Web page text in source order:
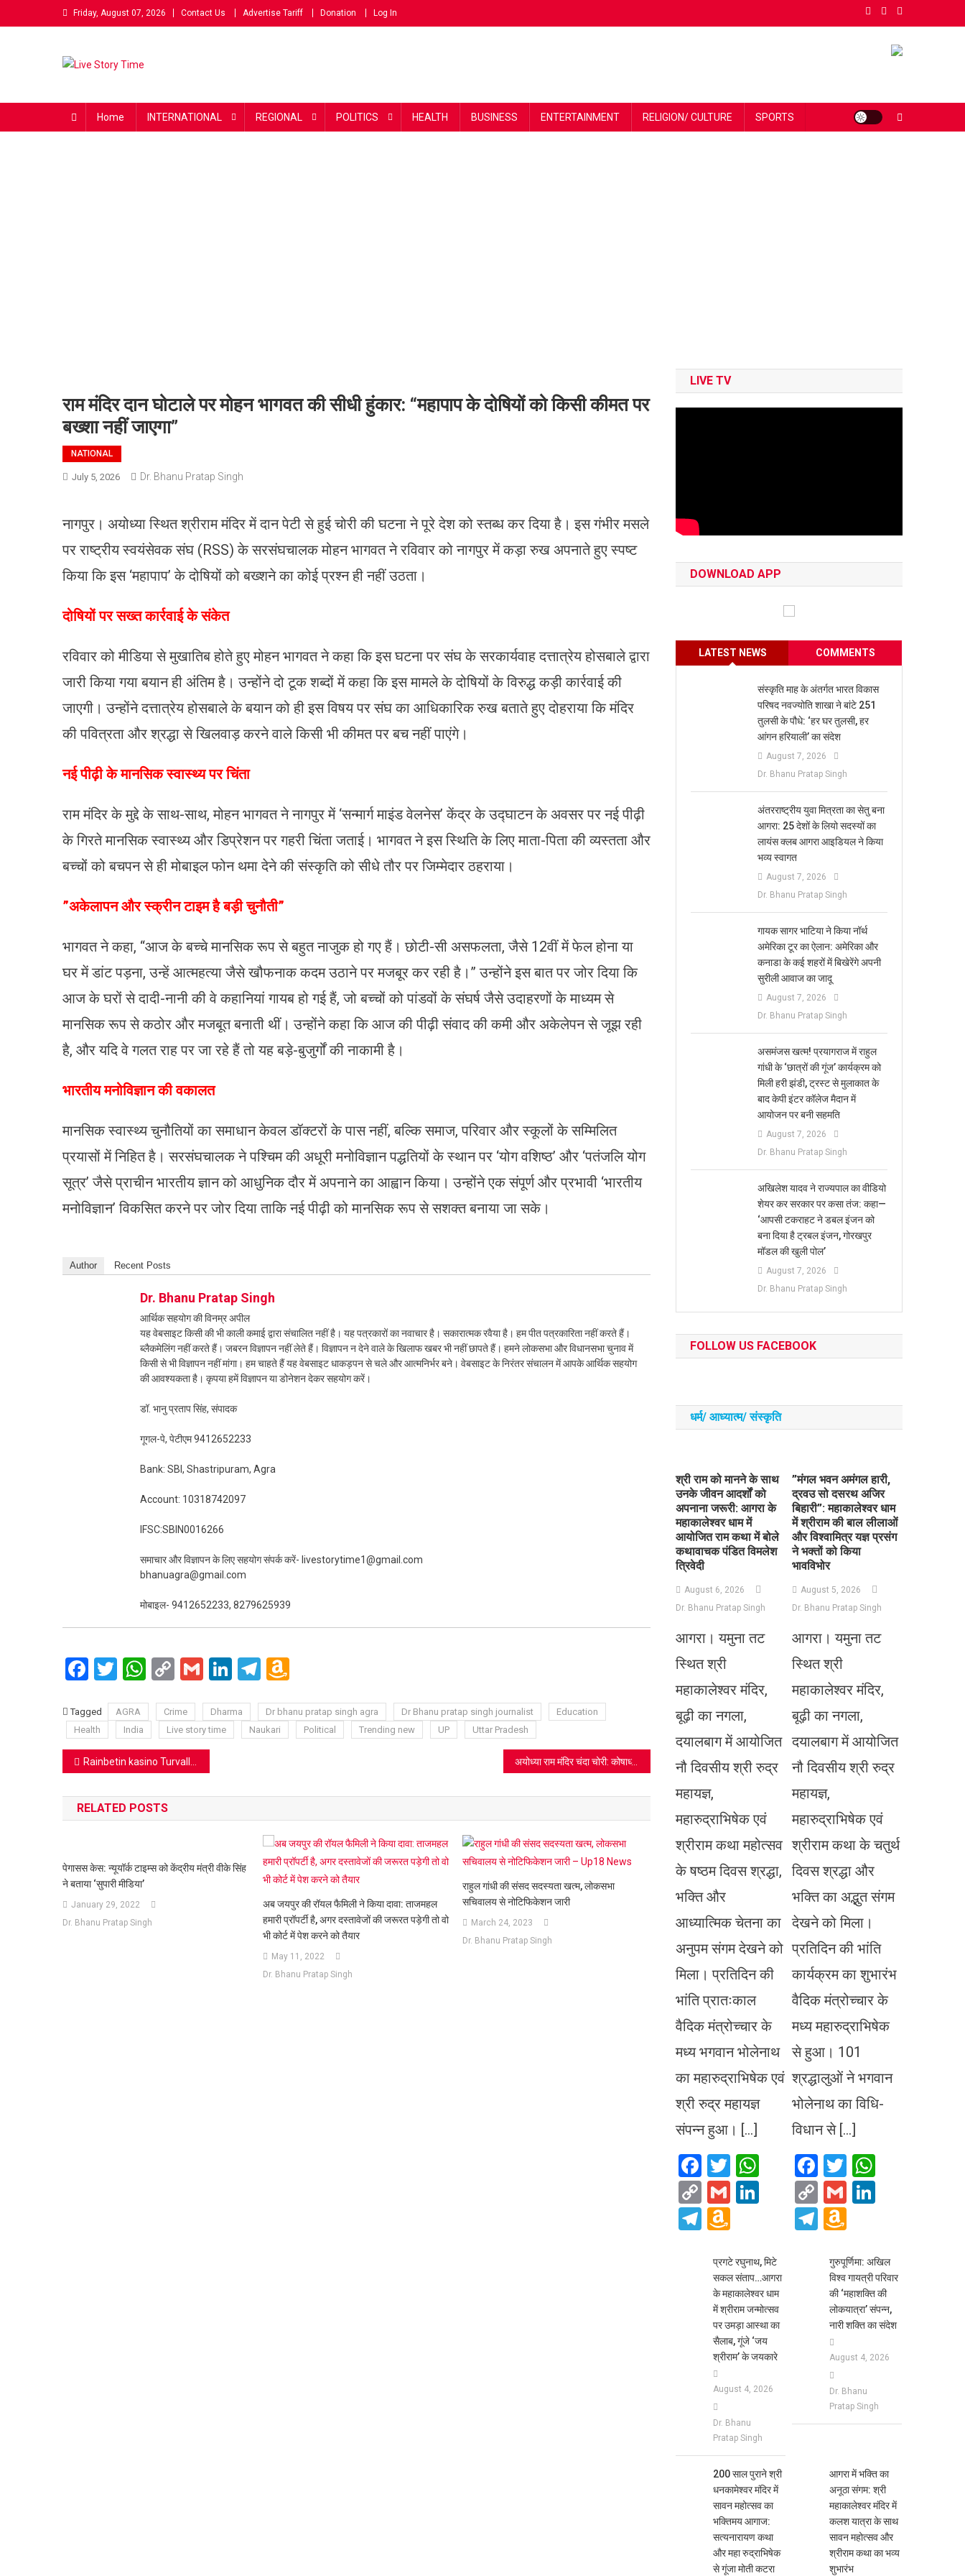
to
Friday, August 07, 2026 Contact Us Advertise Tariff Donation Log In
Home INTERNATIONAL REGIONAL POLITICS HEALTH BUSINESS ENTERTAINMENT RELIGION/ CULTURE SPORTS
राम मंदिर दान घोटाले पर मोहन भागवत की सीधी हुंकार: “महापाप के दोषियों को किसी कीमत पर
बख्शा नहीं जाएगा”
NATIONAL
July 5, 2026 Dr. Bhanu Pratap Singh
नागपुर। अयोध्या स्थित श्रीराम मंदिर में दान पेटी से हुई चोरी की घटना ने पूरे देश को स्तब्ध कर दिया है। इस गंभीर मसले
पर राष्ट्रीय स्वयंसेवक संघ (RSS) के सरसंघचालक मोहन भागवत ने रविवार को नागपुर में कड़ा रुख अपनाते हुए स्पष्ट
किया कि इस ‘महापाप’ के दोषियों को बख्शने का कोई प्रश्न ही नहीं उठता।
​दोषियों पर सख्त कार्रवाई के संकेत
रविवार को मीडिया से मुखातिब होते हुए मोहन भागवत ने कहा कि इस घटना पर संघ के सरकार्यवाह दत्तात्रेय होसबाले द्वारा
जारी किया गया बयान ही अंतिम है। उन्होंने दो टूक शब्दों में कहा कि इस मामले के दोषियों के विरुद्ध कड़ी कार्रवाई की
जाएगी। उन्होंने दत्तात्रेय होसबाले के बयान को ही इस विषय पर संघ का आधिकारिक रुख बताते हुए दोहराया कि मंदिर
की पवित्रता और श्रद्धा से खिलवाड़ करने वाले किसी भी कीमत पर बच नहीं पाएंगे।
​नई पीढ़ी के मानसिक स्वास्थ्य पर चिंता
राम मंदिर के मुद्दे के साथ-साथ, मोहन भागवत ने नागपुर में ‘सन्मार्ग माइंड वेलनेस’ केंद्र के उद्घाटन के अवसर पर नई पीढ़ी
के गिरते मानसिक स्वास्थ्य और डिप्रेशन पर गहरी चिंता जताई। भागवत ने इस स्थिति के लिए माता-पिता की व्यस्तता और
बच्चों को बचपन से ही मोबाइल फोन थमा देने की संस्कृति को सीधे तौर पर जिम्मेदार ठहराया।
​”अकेलापन और स्क्रीन टाइम है बड़ी चुनौती”
भागवत ने कहा, “आज के बच्चे मानसिक रूप से बहुत नाजुक हो गए हैं। छोटी-सी असफलता, जैसे 12वीं में फेल होना या
घर में डांट पड़ना, उन्हें आत्महत्या जैसे खौफनाक कदम उठाने पर मजबूर कर रही है।” उन्होंने इस बात पर जोर दिया कि
आज के घरों से दादी-नानी की वे कहानियां गायब हो गई हैं, जो बच्चों को पांडवों के संघर्ष जैसे उदाहरणों के माध्यम से
मानसिक रूप से कठोर और मजबूत बनाती थीं। उन्होंने कहा कि आज की पीढ़ी संवाद की कमी और अकेलेपन से जूझ रही
है, और यदि वे गलत राह पर जा रहे हैं तो यह बड़े-बुजुर्गों की नाकामी है।
​भारतीय मनोविज्ञान की वकालत
मानसिक स्वास्थ्य चुनौतियों का समाधान केवल डॉक्टरों के पास नहीं, बल्कि समाज, परिवार और स्कूलों के सम्मिलित
प्रयासों में निहित है। सरसंघचालक ने पश्चिम की अधूरी मनोविज्ञान पद्धतियों के स्थान पर ‘योग वशिष्ठ’ और ‘पतंजलि योग
सूत्र’ जैसे प्राचीन भारतीय ज्ञान को आधुनिक दौर में अपनाने का आह्वान किया। उन्होंने एक संपूर्ण और प्रभावी ‘भारतीय
मनोविज्ञान’ विकसित करने पर जोर दिया ताकि नई पीढ़ी को मानसिक रूप से सशक्त बनाया जा सके।
Author Recent Posts
Dr. Bhanu Pratap Singh
आर्थिक सहयोग की विनम्र अपील
यह वेबसाइट किसी की भी काली कमाई द्वारा संचालित नहीं है। यह पत्रकारों का नवाचार है। सकारात्मक रवैया है। हम पीत पत्रकारिता नहीं करते हैं।
ब्लैकमेलिंग नहीं करते हैं। जबरन विज्ञापन नहीं लेते हैं। विज्ञापन न देने वाले के खिलाफ खबर भी नहीं छापते हैं। हमने लोकसभा और विधानसभा चुनाव में
किसी से भी विज्ञापन नहीं मांगा। हम चाहते हैं यह वेबसाइट धाकड़पन से चले और आत्मनिर्भर बने। वेबसाइट के निरंतर संचालन में आपके आर्थिक सहयोग
की आवश्यकता है। कृपया हमें विज्ञापन या डोनेशन देकर सहयोग करें।
डॉ. भानु प्रताप सिंह, संपादक
गूगल-पे, पेटीएम 9412652233
Bank: SBI, Shastripuram, Agra
Account: 10318742097
IFSC:SBIN0016266
समाचार और विज्ञापन के लिए सहयोग संपर्क करें- livestorytime1@gmail.com
bhanuagra@gmail.com
मोबाइल- 9412652233, 8279625939
Facebook
Twitter
WhatsApp
CopyGmailLinkedIn
Telegram
List
Tagged AGRA Crime Dharma Dr bhanu pratap singh agra Dr Bhanu pratap singh journalist
Education
Health
India Live story time Naukari Political Trending new UP Uttar Pradesh
Post
navigation
Rainbetin kasino Turvalliset ja Pikaiset Maksuvaihtoehdot Suomessa अयोध्या राम मंदिर चंदा चोरी: कोषाध्यक्ष गोविंद देव गिरी बोले- ‘घटना से मैं लज्जित और दुखी’, ट्रस्ट के कामकाज पर दी सफाई
RELATED POSTS
पेगासस केस: न्यूयॉर्क टाइम्स को केंद्रीय मंत्री वीके सिंह
ने बताया ‘सुपारी मीडिया’
January 29, 2022
Dr. Bhanu Pratap Singh
अब जयपुर की रॉयल फैमिली ने किया दावा: ताजमहल
हमारी प्रॉपर्टी है, अगर दस्तावेजों की जरूरत पड़ेगी तो वो
भी कोर्ट में पेश करने को तैयार
May 11, 2022
Dr. Bhanu Pratap Singh
राहुल गांधी की संसद सदस्यता खत्म, लोकसभा
सचिवालय से नोटिफिकेशन जारी
March 24, 2023
Dr. Bhanu Pratap Singh
LIVE TV
DOWNLOAD APP
LATEST NEWS COMMENTS
संस्कृति माह के अंतर्गत भारत विकास
परिषद नवज्योति शाखा ने बांटे 251
तुलसी के पौधे: ‘हर घर तुलसी, हर
आंगन हरियाली’ का संदेश
August 7, 2026
Dr. Bhanu Pratap Singh
अंतरराष्ट्रीय युवा मित्रता का सेतु बना
आगरा: 25 देशों के लियो सदस्यों का
लायंस क्लब आगरा आइडियल ने किया
भव्य स्वागत
August 7, 2026
Dr. Bhanu Pratap Singh
गायक सागर भाटिया ने किया नॉर्थ
अमेरिका टूर का ऐलान: अमेरिका और
कनाडा के कई शहरों में बिखेरेंगे अपनी
सुरीली आवाज का जादू
August 7, 2026
Dr. Bhanu Pratap Singh
असमंजस खत्म! प्रयागराज में राहुल
गांधी के ‘छात्रों की गूंज’ कार्यक्रम को
मिली हरी झंडी, ट्रस्ट से मुलाकात के
बाद केपी इंटर कॉलेज मैदान में
आयोजन पर बनी सहमति
August 7, 2026
Dr. Bhanu Pratap Singh
अखिलेश यादव ने राज्यपाल का वीडियो
शेयर कर सरकार पर कसा तंज: कहा—
‘आपसी टकराहट ने डबल इंजन को
बना दिया है ट्रबल इंजन, गोरखपुर
मॉडल की खुली पोल’
August 7, 2026
Dr. Bhanu Pratap Singh
FOLLOW US FACEBOOK
धर्म/ आध्‍यात्‍म/ संस्‍कृति
​श्री राम को मानने के साथ
उनके जीवन आदर्शों को
अपनाना जरूरी: आगरा के
महाकालेश्वर धाम में
आयोजित राम कथा में बोले
कथावाचक पंडित विमलेश
त्रिवेदी
August 6, 2026
Dr. Bhanu Pratap Singh
आगरा। यमुना तट
स्थित श्री
महाकालेश्वर मंदिर,
बूढ़ी का नगला,
दयालबाग में आयोजित
नौ दिवसीय श्री रुद्र
महायज्ञ,
महारुद्राभिषेक एवं
श्रीराम कथा महोत्सव
के षष्ठम दिवस श्रद्धा,
भक्ति और
आध्यात्मिक चेतना का
अनुपम संगम देखने को
मिला। प्रतिदिन की
भांति प्रातःकाल
वैदिक मंत्रोच्चार के
मध्य भगवान भोलेनाथ
का महारुद्राभिषेक एवं
श्री रुद्र महायज्ञ
संपन्न हुआ। […]
Facebook
TwitterWhatsApp
Copy
Link
GmailLinkedIn
Telegram
Amazon
List
​”मंगल भवन अमंगल हारी,
द्रवउ सो दसरथ अजिर
बिहारी”: महाकालेश्वर धाम
में श्रीराम की बाल लीलाओं
और विश्वामित्र यज्ञ प्रसंग
ने भक्तों को किया
भावविभोर
August 5, 2026
Dr. Bhanu Pratap Singh
आगरा। यमुना तट
स्थित श्री
महाकालेश्वर मंदिर,
बूढ़ी का नगला,
दयालबाग में आयोजित
नौ दिवसीय श्री रुद्र
महायज्ञ,
महारुद्राभिषेक एवं
श्रीराम कथा के चतुर्थ
दिवस श्रद्धा और
भक्ति का अद्भुत संगम
देखने को मिला।
प्रतिदिन की भांति
कार्यक्रम का शुभारंभ
वैदिक मंत्रोच्चार के
मध्य महारुद्राभिषेक
से हुआ। 101
श्रद्धालुओं ने भगवान
भोलेनाथ का विधि-
विधान से […]
Facebook
Twitter
Copy
Link
Gmail
Telegram
List
प्रगटे रघुनाथ, मिटे
सकल संताप…आगरा
के महाकालेश्वर धाम
में श्रीराम जन्मोत्सव
पर उमड़ा आस्था का
सैलाब, गूंजे ‘जय
श्रीराम’ के जयकारे
August 4, 2026
Dr. Bhanu
Pratap Singh
गुरुपूर्णिमा: अखिल
विश्व गायत्री परिवार
की ‘महाशक्ति की
लोकयात्रा’ संपन्न,
नारी शक्ति का संदेश
August 4, 2026
Dr. Bhanu
Pratap Singh
200 साल पुराने श्री
धनकामेश्वर मंदिर में
सावन महोत्सव का
भक्तिमय आगाज:
सत्यनारायण कथा
और महा रुद्राभिषेक
से गूंजा मोती कटरा
आगरा में भक्ति का
अनूठा संगम: श्री
महाकालेश्वर मंदिर में
कलश यात्रा के साथ
सावन महोत्सव और
श्रीराम कथा का भव्य
शुभारंभ